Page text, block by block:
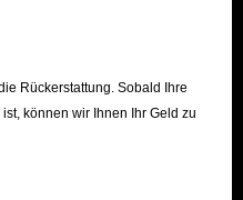
Rückerstattung. Sobald Ihre
können wir Ihnen Ihr Geld zu